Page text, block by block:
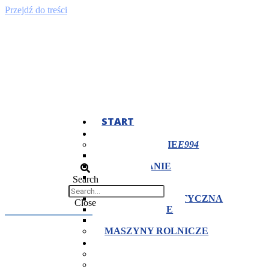
Przejdź do treści
START
TECHNOLOGIE
FREZOWANIE
OBRÓBKA CIEPLNA
OBRÓBKA PLASTYCZNA
SZLIFOWANIE
MASZYNY ROLNICZE
Search
Close